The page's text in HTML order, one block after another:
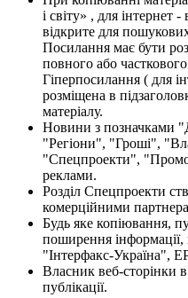
і світу» , для інтернет
відкрите для
Посилання має бути
повного або
Гіперпосилання ( для
розміщена в
матеріалу.
Новини з позначками
"Регіони", "Гроші",
"Спецпроекти",
реклами.
Розділ Спецпроекти
комерційними
Будь яке копіювання,
поширення
"Інтерфакс-Україна",
Власник веб-сторінки
публікації.